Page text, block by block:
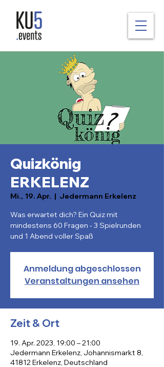
Quizkönig
ERKELENZ
Mi., 19. Apr.
  |
Jedermann Erkelenz
Was erwartet dich? Ein Quiz mit
mindestens 60 Fragen - 3 Spielrunden
und 1 Abend voller Spaß
Anmeldung abgeschlossen
Veranstaltungen ansehen
Zeit & Ort
19. Apr. 2023, 19:00 – 21:00
Jedermann Erkelenz, Johannismarkt 8,
41812 Erkelenz, Deutschland